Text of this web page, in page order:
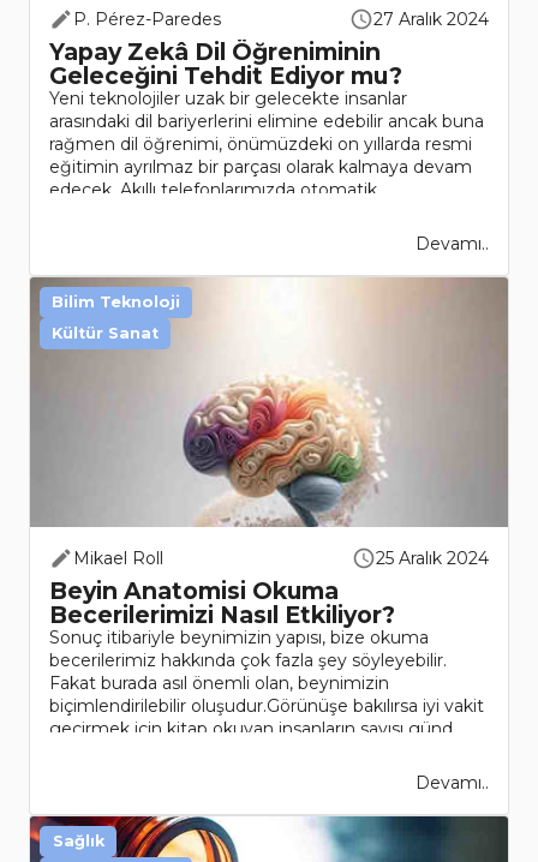
P. Pérez-Paredes 27 Aralık 2024
Yapay Zekâ Dil Öğreniminin
Geleceğini Tehdit Ediyor mu?
Yeni teknolojiler uzak bir gelecekte insanlar
arasındaki dil bariyerlerini elimine edebilir ancak buna
rağmen dil öğrenimi, önümüzdeki on yıllarda resmi
eğitimin ayrılmaz bir parçası olarak kalmaya devam
edecek. Akıllı telefonlarımızda otomatik ..
Devamı..
Mikael Roll 25 Aralık 2024
Beyin Anatomisi Okuma
Becerilerimizi Nasıl Etkiliyor?
Sonuç itibariyle beynimizin yapısı, bize okuma
becerilerimiz hakkında çok fazla şey söyleyebilir.
Fakat burada asıl önemli olan, beynimizin
biçimlendirilebilir oluşudur.Görünüşe bakılırsa iyi vakit
geçirmek için kitap okuyan insanların sayısı günd..
Devamı..
Bilim Teknoloji
Kültür Sanat
Sağlık